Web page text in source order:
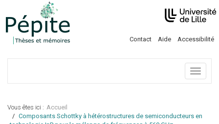
Contact Aide Accessibilité
Menu
Vous êtes ici : Accueil
Composants Schottky à hétérostructures de semiconducteurs en